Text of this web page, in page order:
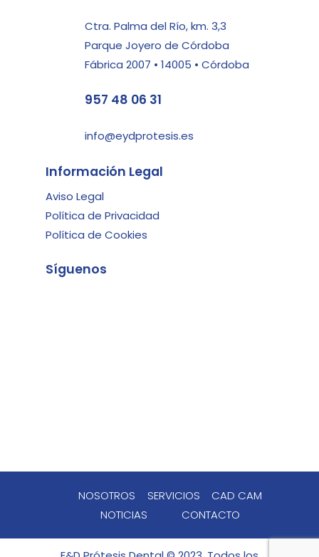
Ctra. Palma del Río, km. 3,3
Parque Joyero de Córdoba
Fábrica 2007 • 14005 • Córdoba
957 48 06 31
info@eydprotesis.es
Información Legal
Aviso Legal
Política de Privacidad
Política de Cookies
Síguenos
NOSOTROS SERVICIOS
CAD CAM
NOTICIAS
CONTACTO